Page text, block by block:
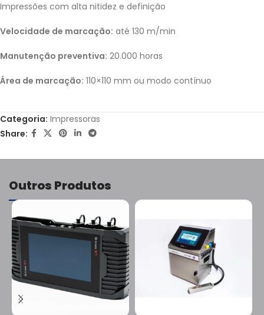
Impressões com alta nitidez e definição
Velocidade de marcação: até 130 m/min
Manutenção preventiva: 20.000 horas
Área de marcação: 110×110 mm ou modo contínuo
Categoria: Impressoras
Share:
Outros Produtos